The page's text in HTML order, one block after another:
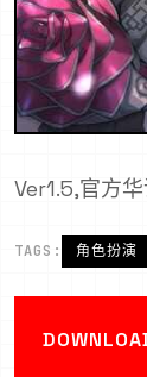
Ver1.5,官方
TAGS: 角色扮演